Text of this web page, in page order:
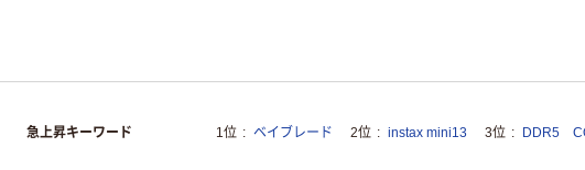
急上昇キーワード 1位 ベイブレード 2位 instax mini13 3位 DDR5